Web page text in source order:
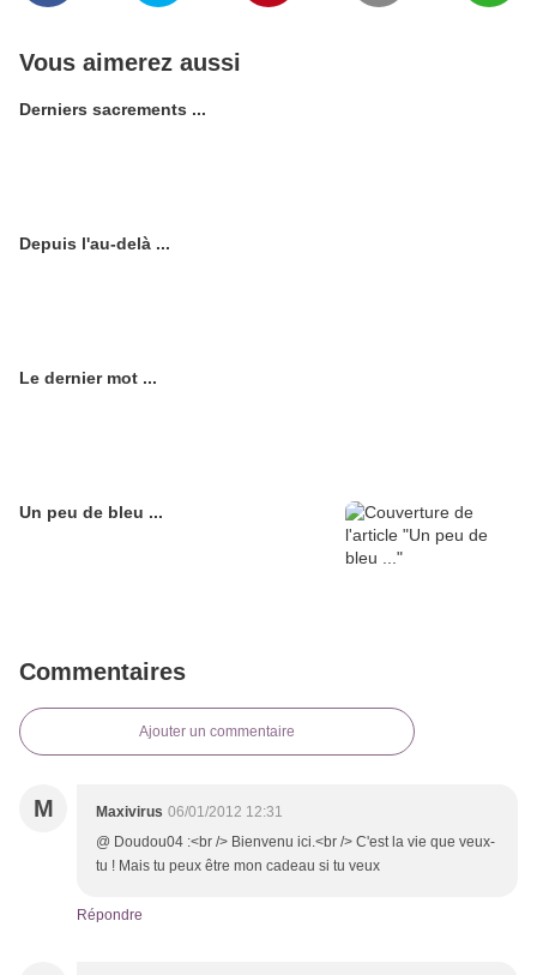
Vous aimerez aussi
Derniers sacrements ...
Depuis l'au-delà ...
Le dernier mot ...
Un peu de bleu ...
Commentaires
Ajouter un commentaire
M Maxivirus 06/01/2012 12:31
@ Doudou04 :<br /> Bienvenu ici.<br /> C'est la vie que veux-
tu ! Mais tu peux être mon cadeau si tu veux
Répondre